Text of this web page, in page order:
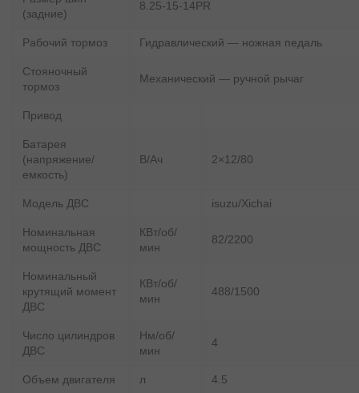
(задние)
8.25-15-14PR
Рабочий тормоз Гидравлический — ножная педаль
Стояночный
тормоз
Механический — ручной рычаг
Привод
Батарея
(напряжение/
емкость)
В/Ач 2×12/80
Модель ДВС isuzu/Xichai
Номинальная
мощность ДВС
КВт/об/
мин
82/2200
Номинальный
крутящий момент
ДВС
КВт/об/
мин
488/1500
Число цилиндров
ДВС
Нм/об/
мин
4
Объем двигателя л 4.5